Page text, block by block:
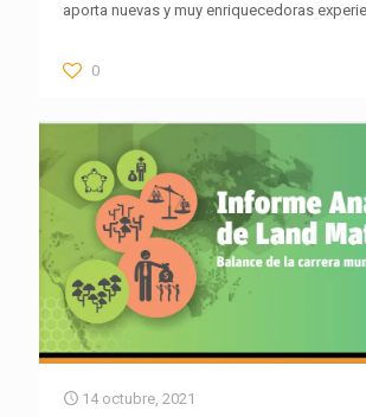
aporta nuevas y muy enriquecedoras
0
14 octubre, 2021